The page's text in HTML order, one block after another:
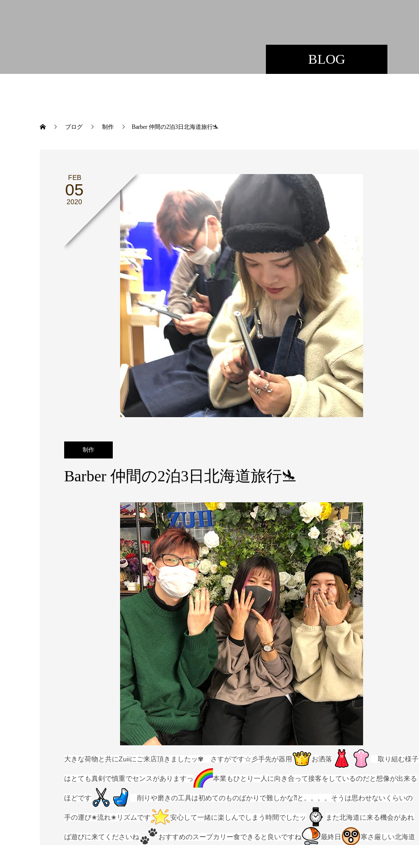
BLOG
ブログ 制作 Barber 仲間の2泊3日北海道旅行🛬
FEB
05
2020
制作
Barber 仲間の2泊3日北海道旅行🛬
大きな荷物と共にZuiiにご来店頂きましたッ✾ さすがです☆彡手先が器用 お洒落 取り組む様子
はとても真剣で慎重でセンスがありますっ 本業もひとり一人に向き合って接客をしているのだと想像が出来る
ほどです 削りや磨きの工具は初めてのものばかりで難しかな⁈と。。。。そうは思わせないくらいの
手の運び✬流れ✬リズムです 安心して一緒に楽しんでしまう時間でしたッ また北海道に来る機会があれ
ば遊びに来てくださいね おすすめのスープカリー食できると良いですね 最終日 寒さ厳しい北海道